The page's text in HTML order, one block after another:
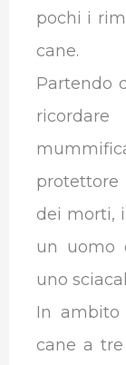
pochi i
cane.
Partendo
dei morti,
un uomo
uno
In ambito
cane a